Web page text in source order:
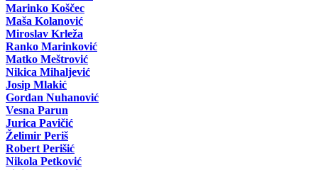
Marinko Koščec
Maša Kolanović
Miroslav Krleža
Ranko Marinković
Matko Meštrović
Nikica Mihaljević
Josip Mlakić
Gordan Nuhanović
Vesna Parun
Jurica Pavičić
Želimir Periš
Robert Perišić
Nikola Petković